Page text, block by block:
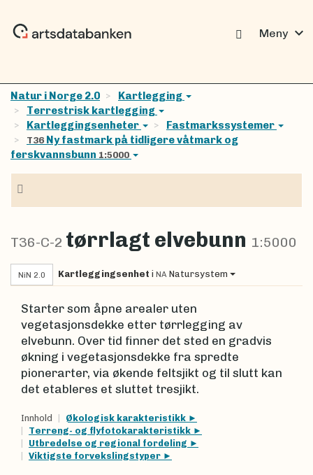
Meny expand_more
Natur i Norge 2.0
Kartlegging
Terrestrisk kartlegging
Kartleggingsenheter
Fastmarkssystemer
T36 Ny fastmark på tidligere våtmark og
ferskvannsbunn 1:5000
T36-C-2 tørrlagt elvebunn 1:5000
NiN 2.0 Kartleggingsenhet i NA Natursystem
Starter som åpne arealer uten
vegetasjonsdekke etter tørrlegging av
elvebunn. Over tid finner det sted en gradvis
økning i vegetasjonsdekke fra spredte
pionerarter, via økende feltsjikt og til slutt kan
det etableres et sluttet tresjikt.
Innhold
Økologisk karakteristikk
Terreng- og flyfotokarakteristikk
Utbredelse og regional fordeling
Viktigste forvekslingstyper